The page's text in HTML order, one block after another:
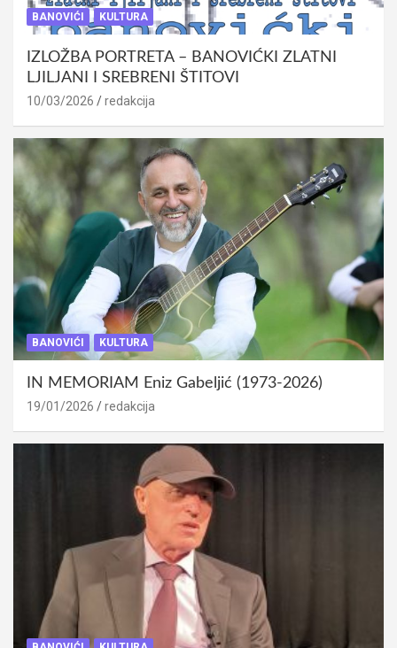
BANOVIĆI KULTURA
IZLOŽBA PORTRETA – BANOVIĆKI ZLATNI
LJILJANI I SREBRENI ŠTITOVI
10/03/2026 redakcija
BANOVIĆI KULTURA
IN MEMORIAM Eniz Gabeljić (1973-2026)
19/01/2026 redakcija